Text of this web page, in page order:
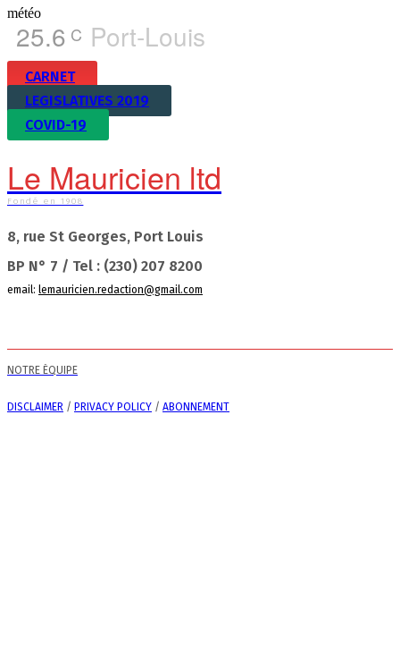
météo
25.6 C Port-Louis
CARNET
LEGISLATIVES 2019
COVID-19
Le Mauricien ltd
Fondé en 1908
8, rue St Georges, Port Louis
BP N° 7 / Tel : (230) 207 8200
email: lemauricien.redaction@gmail.com
NOTRE ÉQUIPE
DISCLAIMER / PRIVACY POLICY / ABONNEMENT